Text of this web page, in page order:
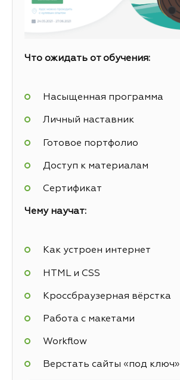
Что ожидать от обучения:
Насыщенная программа
Личный наставник
Готовое портфолио
Доступ к материалам
Сертификат
Чему научат:
Как устроен интернет
HTML и CSS
Кроссбраузерная вёрстка
Работа с макетами
Workflow
Верстать сайты «под ключ»